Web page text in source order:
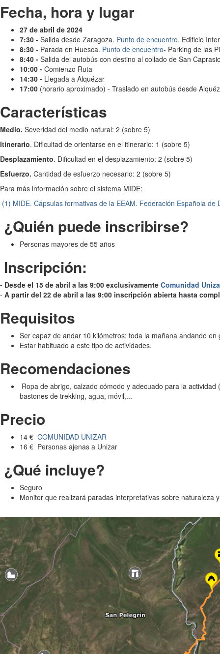
Fecha, hora y lugar
27 de abril de 2024
7:30 - Salida desde Zaragoza. Punto de encuentro. Edificio
8:30 - Parada en Huesca. Punto de encuentro- Parking de las
8:40 - Salida del autobús con destino al collado de San
10:00 - Comienzo Ruta
14:30 - Llegada a Alquézar
17:00 (horario aproximado) - Traslado en autobús desde
Características
Medio. Severidad del medio natural: 2 (sobre 5)
Itinerario. Dificultad de orientarse en el itinerario: 1 (sobre 5)
Desplazamiento. Dificultad en el desplazamiento: 2 (sobre 5)
Esfuerzo. Cantidad de esfuerzo necesario: 2 (sobre 5)
Para más información sobre el sistema MIDE:
(1) MIDE. Cápsulas formativas de la EEAM. Federación Española
¿Quién puede inscribirse?
Personas mayores de 55 años
Inscripción:
- Desde el 15 de abril a las 9:00 exclusivamente Comunidad
- A partir del 22 de abril a las 9:00 inscripción abierta hasta
Requisitos
Ser capaz de andar 10 kilómetros: toda la mañana andando en
Estar habituado a este tipo de actividades.
Recomendaciones
Ropa de abrigo, calzado cómodo y adecuado para la
bastones de trekking, agua, móvil,...
Precio
14 € COMUNIDAD UNIZAR
16 € Personas ajenas a Unizar
¿Qué incluye?
Seguro
Monitor que realizará paradas interpretativas sobre naturaleza